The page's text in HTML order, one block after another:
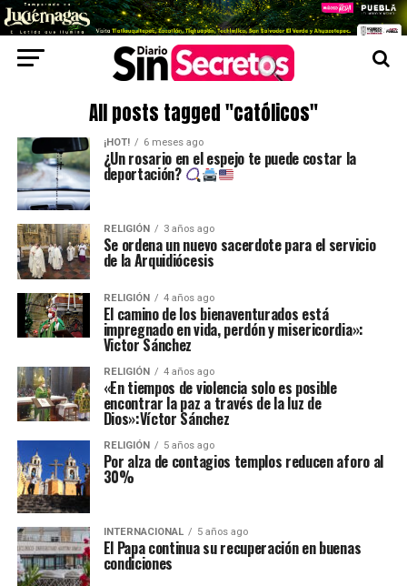
All posts tagged "católicos"
¡HOT! 6 meses ago
¿Un rosario en el espejo te puede costar la
deportación?
RELIGIÓN 3 años ago
Se ordena un nuevo sacerdote para el servicio
de la Arquidiócesis
RELIGIÓN 4 años ago
El camino de los bienaventurados está
impregnado en vida, perdón y misericordia»:
Victor Sánchez
RELIGIÓN 4 años ago
«En tiempos de violencia solo es posible
encontrar la paz a través de la luz de
Dios»:Víctor Sánchez
RELIGIÓN 5 años ago
Por alza de contagios templos reducen aforo al
30%
INTERNACIONAL 5 años ago
El Papa continua su recuperación en buenas
condiciones